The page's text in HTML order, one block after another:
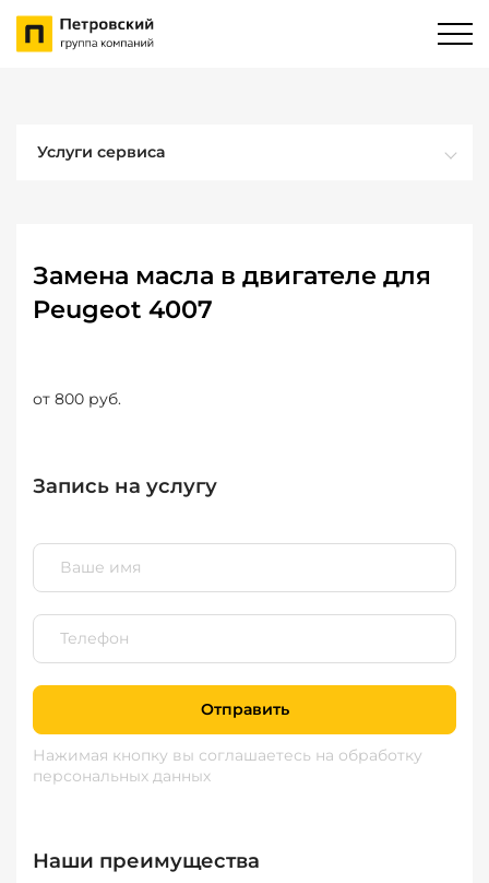
Услуги сервиса
Замена масла в двигателе для
Peugeot 4007
от 800 руб.
Запись на услугу
Отправить
Нажимая кнопку вы соглашаетесь на обработку
персональных данных
Наши преимущества